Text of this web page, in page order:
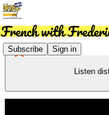
Subscribe Sign in
Listen